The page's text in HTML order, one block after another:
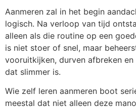
Aanmeren zal in het begin
logisch. Na verloop van tijd
alleen als die routine op een
is niet stoer of snel, maar
vooruitkijken, durven afbreken
dat slimmer is.
Wie zelf leren aanmeren boot
meestal dat niet alleen deze